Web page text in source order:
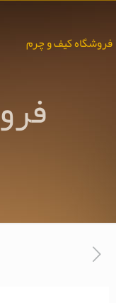
فروشگاه کیف و چرم